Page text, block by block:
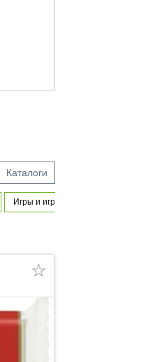
Каталоги
Игры и игрушки